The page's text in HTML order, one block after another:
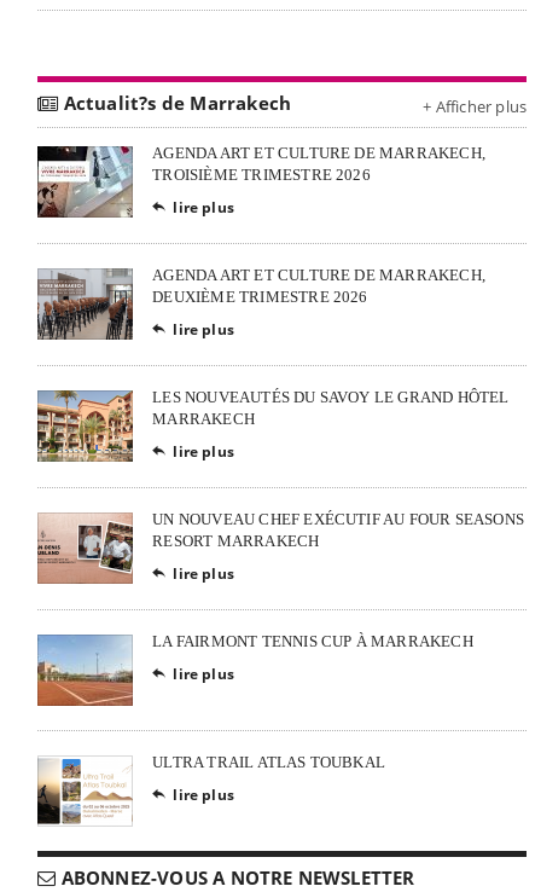
Actualit?s de Marrakech + Afficher plus
AGENDA ART ET CULTURE DE MARRAKECH,
TROISIÈME TRIMESTRE 2026
 lire plus
AGENDA ART ET CULTURE DE MARRAKECH,
DEUXIÈME TRIMESTRE 2026
 lire plus
LES NOUVEAUTÉS DU SAVOY LE GRAND HÔTEL
MARRAKECH
 lire plus
UN NOUVEAU CHEF EXÉCUTIF AU FOUR SEASONS
RESORT MARRAKECH
 lire plus
LA FAIRMONT TENNIS CUP À MARRAKECH
 lire plus
ULTRA TRAIL ATLAS TOUBKAL
 lire plus
ABONNEZ-VOUS A NOTRE NEWSLETTER